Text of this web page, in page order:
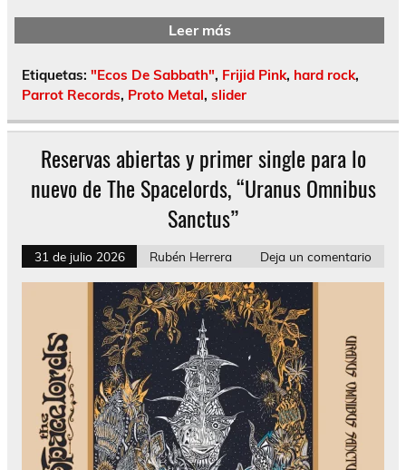
Leer más
Etiquetas: "Ecos De Sabbath", Frijid Pink, hard rock,
Parrot Records, Proto Metal, slider
Reservas abiertas y primer single para lo
nuevo de The Spacelords, “Uranus Omnibus
Sanctus”
31 de julio 2026 Rubén Herrera Deja un comentario